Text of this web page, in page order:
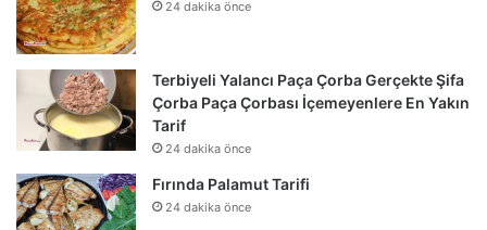
24 dakika önce
Terbiyeli Yalancı Paça Çorba Gerçekte Şifa
Çorba Paça Çorbası İçemeyenlere En Yakın
Tarif
24 dakika önce
Fırında Palamut Tarifi
24 dakika önce